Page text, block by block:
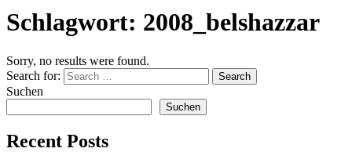
Schlagwort: 2008_belshazzar
Sorry, no results were found.
Search for:
Search
Suchen
Suchen
Recent Posts